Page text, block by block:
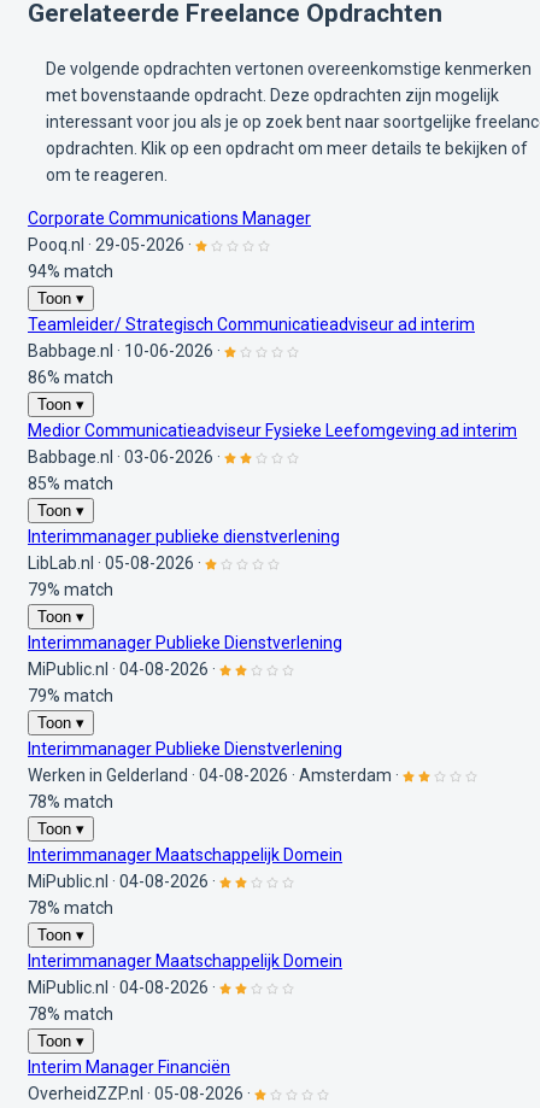
Gerelateerde Freelance Opdrachten
De volgende opdrachten vertonen overeenkomstige kenmerken
met bovenstaande opdracht. Deze opdrachten zijn mogelijk
interessant voor jou als je op zoek bent naar soortgelijke
opdrachten. Klik op een opdracht om meer details te bekijken of
om te reageren.
Corporate Communications Manager
Pooq.nl · 29-05-2026 ·
94% match
Toon ▾
Teamleider/ Strategisch Communicatieadviseur ad interim
Babbage.nl · 10-06-2026 ·
86% match
Toon ▾
Medior Communicatieadviseur Fysieke Leefomgeving ad interim
Babbage.nl · 03-06-2026 ·
85% match
Toon ▾
Interimmanager publieke dienstverlening
LibLab.nl · 05-08-2026 ·
79% match
Toon ▾
Interimmanager Publieke Dienstverlening
MiPublic.nl · 04-08-2026 ·
79% match
Toon ▾
Interimmanager Publieke Dienstverlening
Werken in Gelderland · 04-08-2026 · Amsterdam ·
78% match
Toon ▾
Interimmanager Maatschappelijk Domein
MiPublic.nl · 04-08-2026 ·
78% match
Toon ▾
Interimmanager Maatschappelijk Domein
MiPublic.nl · 04-08-2026 ·
78% match
Toon ▾
Interim Manager Financiën
OverheidZZP.nl · 05-08-2026 ·